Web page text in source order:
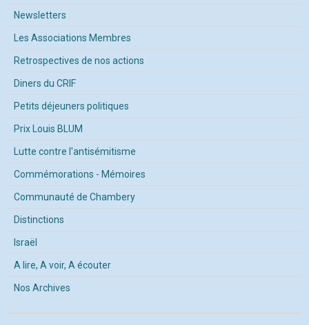
Newsletters
Les Associations Membres
Retrospectives de nos actions
Diners du CRIF
Petits déjeuners politiques
Prix Louis BLUM
Lutte contre l'antisémitisme
Commémorations - Mémoires
Communauté de Chambery
Distinctions
Israël
A lire, A voir, A écouter
Nos Archives